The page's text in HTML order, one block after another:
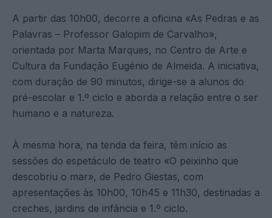
A partir das 10h00, decorre a oficina «As Pedras e as
Palavras – Professor Galopim de Carvalho»,
orientada por Marta Marques, no Centro de Arte e
Cultura da Fundação Eugénio de Almeida. A iniciativa,
com duração de 90 minutos, dirige-se a alunos do
pré-escolar e 1.º ciclo e aborda a relação entre o ser
humano e a natureza.
À mesma hora, na tenda da feira, têm início as
sessões do espetáculo de teatro «O peixinho que
descobriu o mar», de Pedro Giestas, com
apresentações às 10h00, 10h45 e 11h30, destinadas a
creches, jardins de infância e 1.º ciclo.